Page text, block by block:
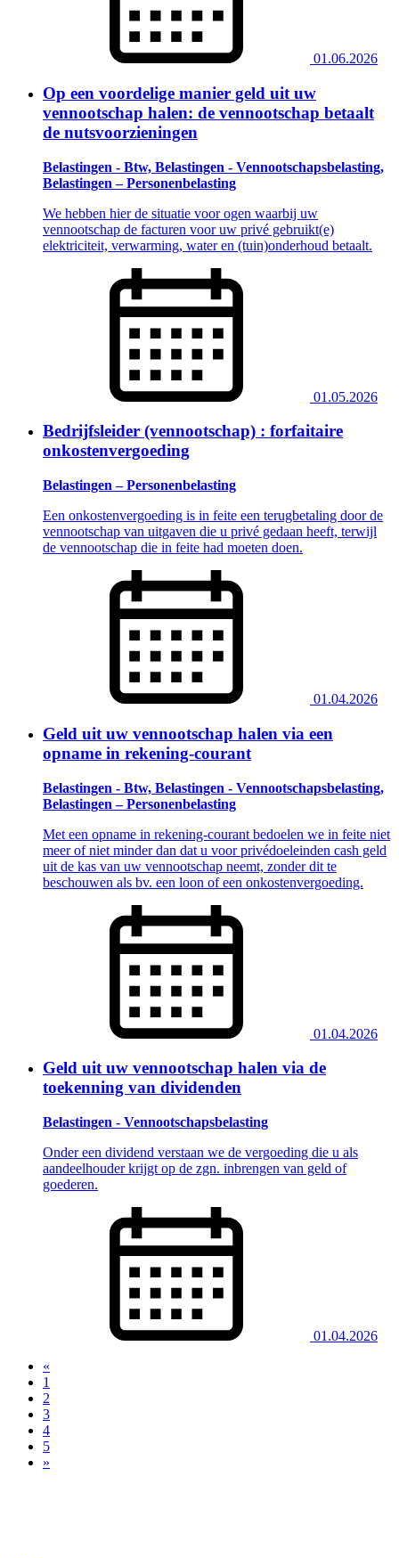
01.06.2026
Op een voordelige manier geld uit uw
vennootschap halen: de vennootschap betaalt
de nutsvoorzieningen
Belastingen - Btw, Belastingen - Vennootschapsbelasting,
Belastingen – Personenbelasting
We hebben hier de situatie voor ogen waarbij uw
vennootschap de facturen voor uw privé gebruikt(e)
elektriciteit, verwarming, water en (tuin)onderhoud betaalt.
01.05.2026
Bedrijfsleider (vennootschap) : forfaitaire
onkostenvergoeding
Belastingen – Personenbelasting
Een onkostenvergoeding is in feite een terugbetaling door de
vennootschap van uitgaven die u privé gedaan heeft, terwijl
de vennootschap die in feite had moeten doen.
01.04.2026
Geld uit uw vennootschap halen via een
opname in rekening-courant
Belastingen - Btw, Belastingen - Vennootschapsbelasting,
Belastingen – Personenbelasting
Met een opname in rekening-courant bedoelen we in feite niet
meer of niet minder dan dat u voor privédoeleinden cash geld
uit de kas van uw vennootschap neemt, zonder dit te
beschouwen als bv. een loon of een onkostenvergoeding.
01.04.2026
Geld uit uw vennootschap halen via de
toekenning van dividenden
Belastingen - Vennootschapsbelasting
Onder een dividend verstaan we de vergoeding die u als
aandeelhouder krijgt op de zgn. inbrengen van geld of
goederen.
01.04.2026
«
1
2
3
4
5
»